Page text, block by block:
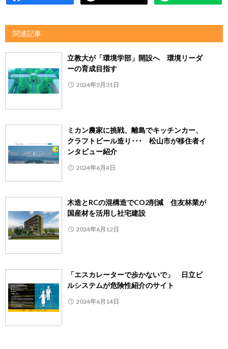
関連記事
立教大が「環境学部」開設へ 環境リーダ
ーの育成目指す
2024年5月31日
ミカン農家に挑戦、離島でキッチンカー、
クラフトビール造り･･･ 松山市が移住者イ
ンタビュー紹介
2024年6月4日
木造とRCの混構造でCO2削減 住友林業が
国産材を活用し社宅建設
2024年6月12日
「エスカレーターで歩かないで」 日立ビ
ルシステムが危険性紹介のサイト
2024年6月14日